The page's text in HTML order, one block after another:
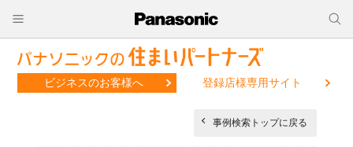
ビジネスのお客様へ 登録店様専用サイト
事例検索トップに戻る